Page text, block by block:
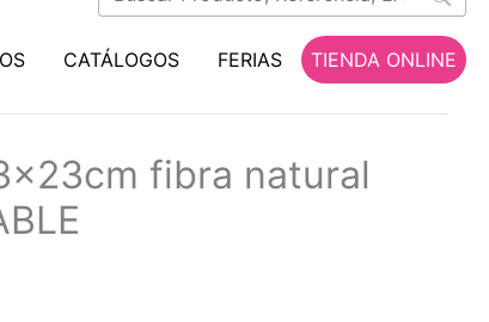
CATÁLOGOS FERIAS TIENDA ONLINE
fibra natural